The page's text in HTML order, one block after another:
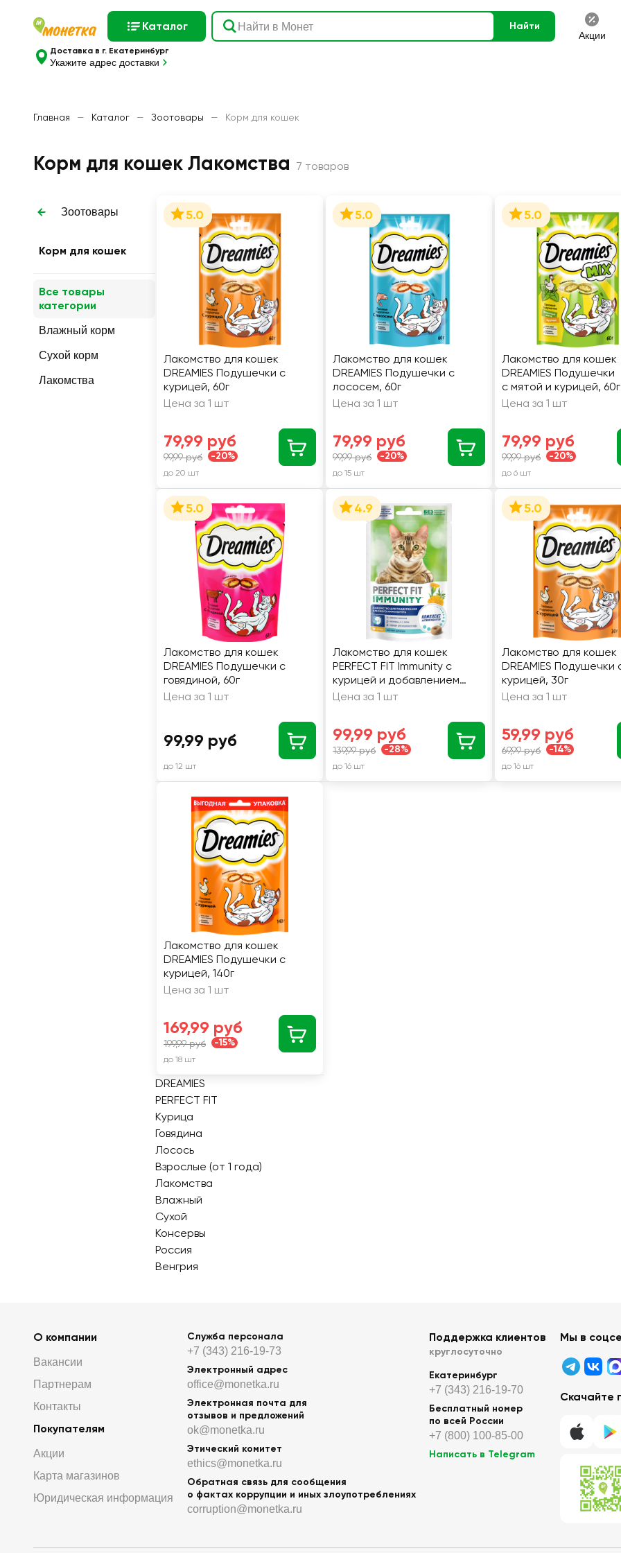
Каталог Найти
Акции
Доставка в г. Екатеринбург
Укажите адрес доставки
Главная — Каталог — Зоотовары — Корм для кошек
Корм для кошек Лакомства 7 товаров
Зоотовары
Корм для кошек
Все товары
категории
Влажный корм
Сухой корм
Лакомства
5.0
Лакомство для кошек
DREAMIES Подушечки с
курицей, 60г
Цена за 1 шт
79,99 руб
99,99 руб -20%
до 20 шт
5.0
Лакомство для кошек
DREAMIES Подушечки с
лососем, 60г
Цена за 1 шт
79,99 руб
99,99 руб -20%
до 15 шт
5.0
Лакомство для кошек
DREAMIES Подушечки
с мятой и курицей, 60г
Цена за 1 шт
79,99 руб
99,99 руб -20%
до 6 шт
5.0
Лакомство для кошек
DREAMIES Подушечки с
говядиной, 60г
Цена за 1 шт
99,99 руб
до 12 шт
4.9
Лакомство для кошек
PERFECT FIT Immunity с
курицей и добавлением
экстракта бархатцев, 50г
Цена за 1 шт
99,99 руб
139,99 руб -28%
до 16 шт
5.0
Лакомство для кошек
DREAMIES Подушечки
курицей, 30г
Цена за 1 шт
59,99 руб
69,99 руб -14%
до 16 шт
Лакомство для кошек
DREAMIES Подушечки с
курицей, 140г
Цена за 1 шт
169,99 руб
199,99 руб -15%
до 18 шт
DREAMIES
PERFECT FIT
Курица
Говядина
Лосось
Взрослые (от 1 года)
Лакомства
Влажный
Сухой
Консервы
Россия
Венгрия
О компании
Вакансии
Партнерам
Контакты
Покупателям
Акции
Карта магазинов
Юридическая информация
Служба персонала
+7 (343) 216-19-73
Электронный адрес
office@monetka.ru
Электронная почта для
отзывов и предложений
ok@monetka.ru
Этический комитет
ethics@monetka.ru
Обратная связь для сообщения
о фактах коррупции и иных злоупотреблениях
corruption@monetka.ru
Поддержка клиентов
круглосуточно
Екатеринбург
+7 (343) 216-19-70
Бесплатный номер
по всей России
+7 (800) 100-85-00
Написать в Telegram
Мы в
Скачайте